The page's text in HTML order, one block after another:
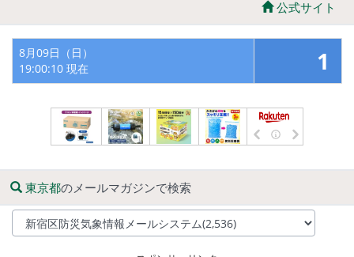
公式サイト
8月09日（日）
19:00:10 現在
1
東京都のメールマガジンで検索